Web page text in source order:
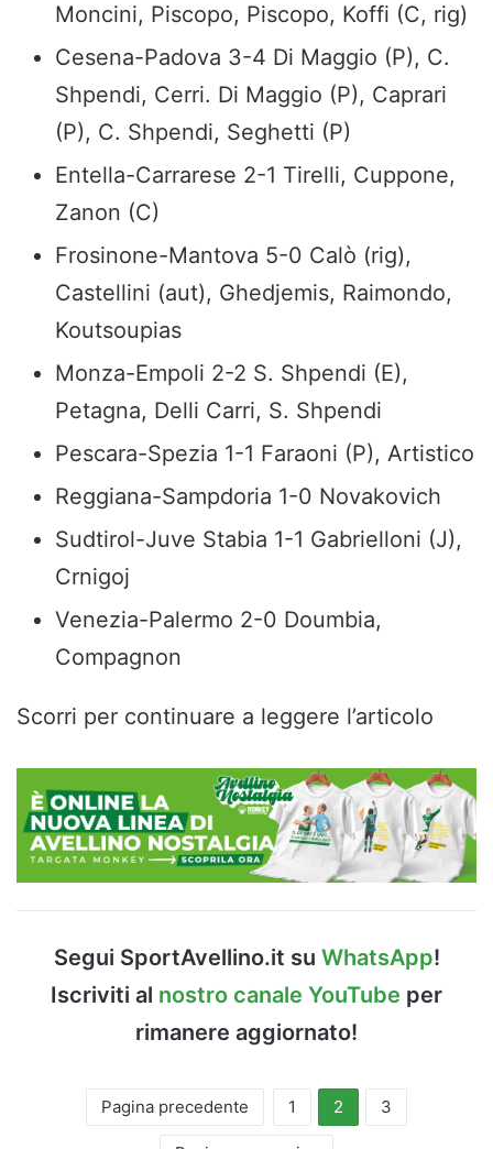
Moncini, Piscopo, Piscopo, Koffi (C, rig)
Cesena-Padova 3-4 Di Maggio (P), C.
Shpendi, Cerri. Di Maggio (P), Caprari
(P), C. Shpendi, Seghetti (P)
Entella-Carrarese 2-1 Tirelli, Cuppone,
Zanon (C)
Frosinone-Mantova 5-0 Calò (rig),
Castellini (aut), Ghedjemis, Raimondo,
Koutsoupias
Monza-Empoli 2-2 S. Shpendi (E),
Petagna, Delli Carri, S. Shpendi
Pescara-Spezia 1-1 Faraoni (P), Artistico
Reggiana-Sampdoria 1-0 Novakovich
Sudtirol-Juve Stabia 1-1 Gabrielloni (J),
Crnigoj
Venezia-Palermo 2-0 Doumbia,
Compagnon
Scorri per continuare a leggere l’articolo
Segui SportAvellino.it su WhatsApp!
Iscriviti al nostro canale YouTube per
rimanere aggiornato!
Pagina precedente 1 2 3